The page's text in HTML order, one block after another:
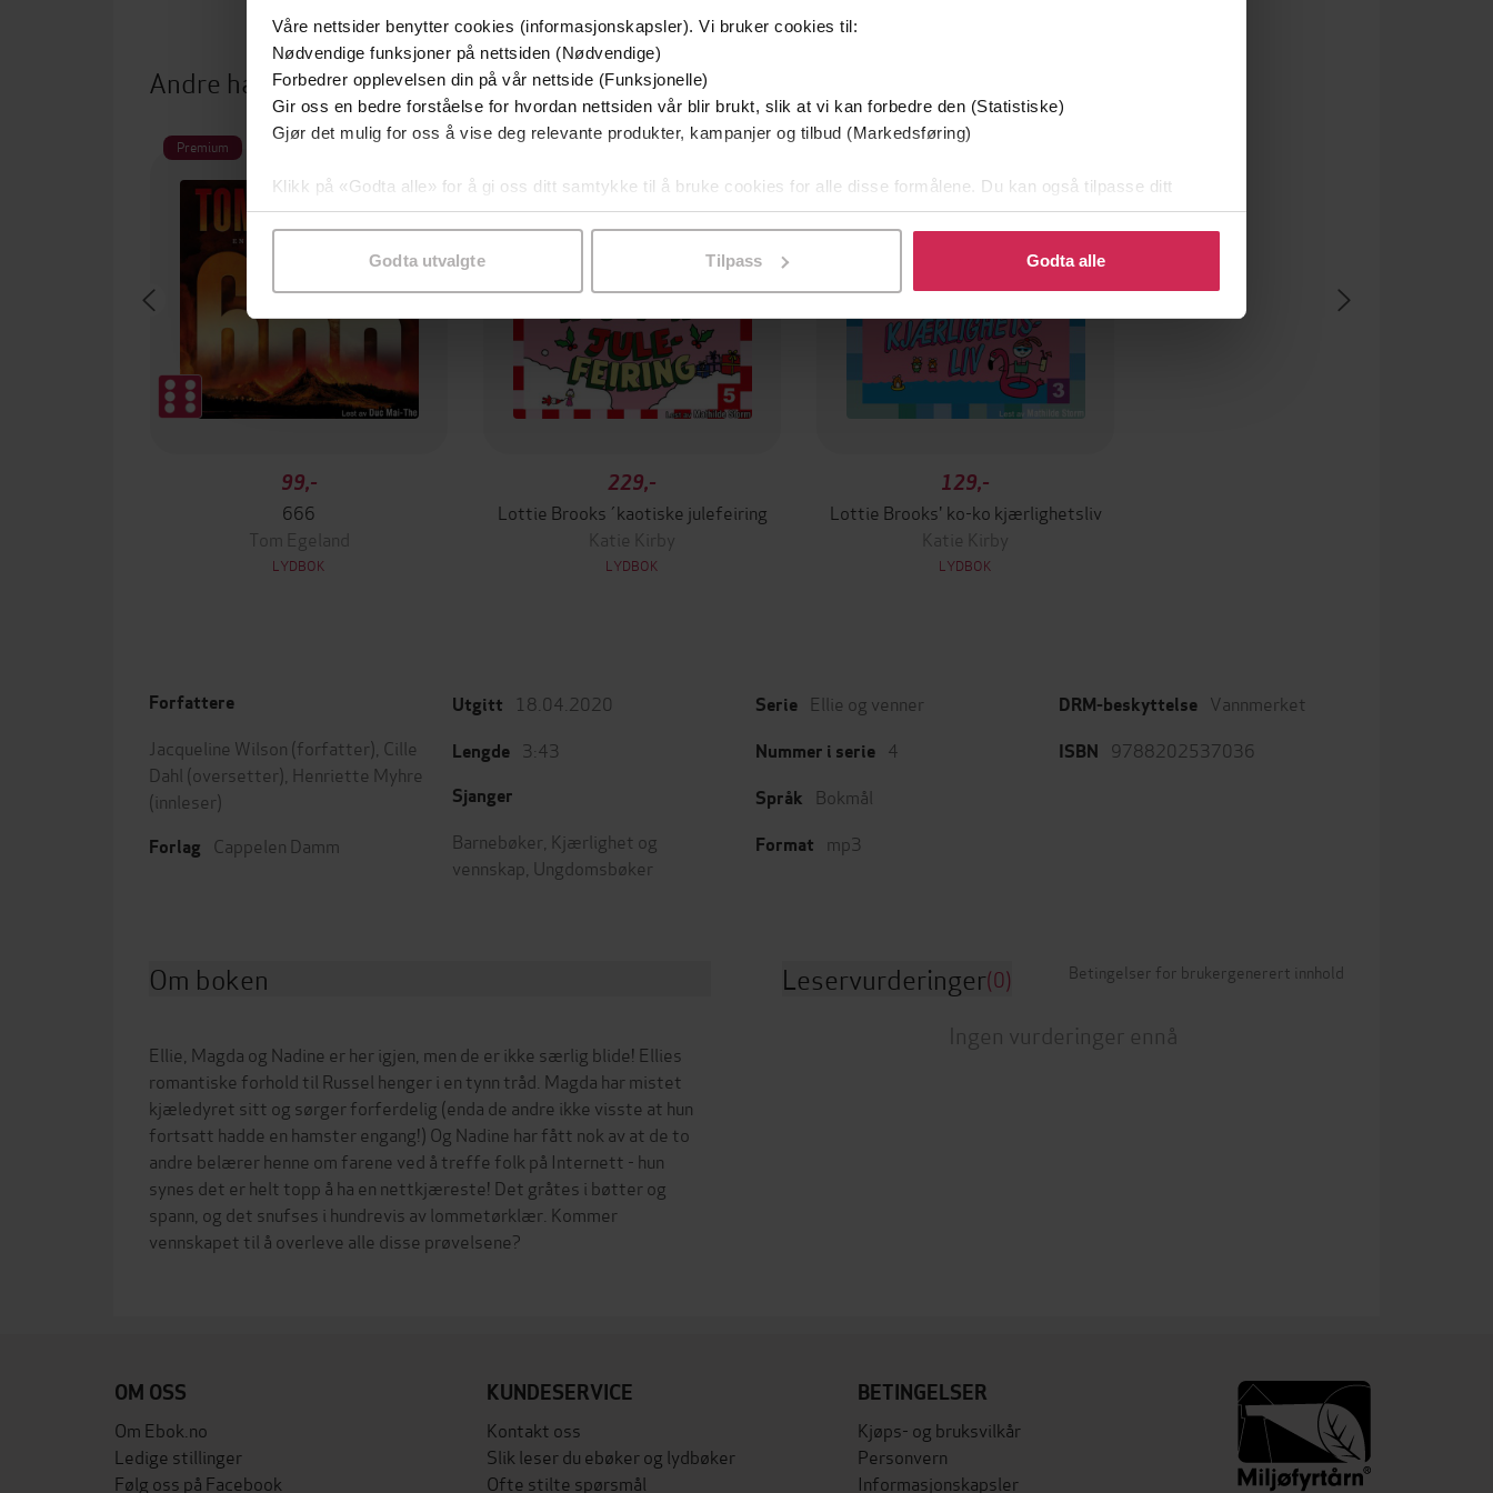
Våre nettsider benytter cookies (informasjonskapsler). Vi bruker cookies til:
Nødvendige funksjoner på nettsiden (Nødvendige)
Forbedrer opplevelsen din på vår nettside (Funksjonelle)
Gir oss en bedre forståelse for hvordan nettsiden vår blir brukt, slik at vi kan forbedre den (Statistiske)
Gjør det mulig for oss å vise deg relevante produkter, kampanjer og tilbud (Markedsføring)
Klikk på «Godta alle» for å gi oss ditt samtykke til å bruke cookies for alle disse formålene. Du kan også tilpasse ditt
samtykke til spesifikke formål ved å klikke på «Tilpass». Du kan når som helst trekke tilbake eller endre ditt samtykke.
Godta utvalgte Tilpass Godta alle
Andre har også kjøpt
Premium
99,-
666
Tom Egeland
LYDBOK
229,-
Lottie Brooks´kaotiske julefeiring
Katie Kirby
LYDBOK
Premium
129,-
Lottie Brooks' ko-ko kjærlighetsliv
Katie Kirby
LYDBOK
Forfattere
Jacqueline Wilson (forfatter), Cille
Dahl (oversetter), Henriette Myhre
(innleser)
Forlag Cappelen Damm
Utgitt 18.04.2020
Lengde 3:43
Sjanger
Barnebøker Kjærlighet og
vennskap Ungdomsbøker
Serie Ellie og venner
Nummer i serie 4
Språk Bokmål
Format mp3
DRM-beskyttelse Vannmerket
ISBN 9788202537036
Om boken
Ellie, Magda og Nadine er her igjen, men de er ikke særlig blide! Ellies
romantiske forhold til Russel henger i en tynn tråd. Magda har mistet
kjæledyret sitt og sørger forferdelig (enda de andre ikke visste at hun
fortsatt hadde en hamster engang!) Og Nadine har fått nok av at de to
andre belærer henne om farene ved å treffe folk på Internett - hun
synes det er helt topp å ha en nettkjæreste! Det gråtes i bøtter og
spann, og det snufses i hundrevis av lommetørklær. Kommer
vennskapet til å overleve alle disse prøvelsene?
Leservurderinger(0) Betingelser for brukergenerert innhold
Ingen vurderinger ennå
OM OSS
Om Ebok.no
Ledige stillinger
Følg oss på Facebook
KUNDESERVICE
Kontakt oss
Slik leser du ebøker og lydbøker
Ofte stilte spørsmål
BETINGELSER
Kjøps- og bruksvilkår
Personvern
Informasjonskapsler